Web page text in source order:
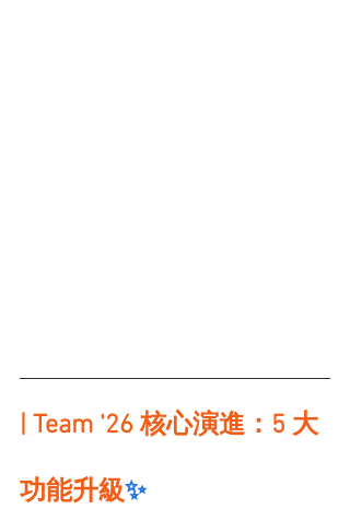
| Team '26 核心演進 ：5 大
功能升級✨